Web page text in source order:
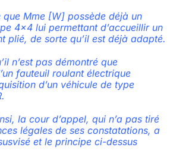
que Mme [W] possède déjà un
4×4 lui permettant d’accueillir un
plié, de sorte qu’il est déjà adapté.
n’est pas démontré que
fauteuil roulant électrique
d’un véhicule de type
la cour d’appel, qui n’a pas tiré
légales de ses constatations, a
et le principe ci-dessus